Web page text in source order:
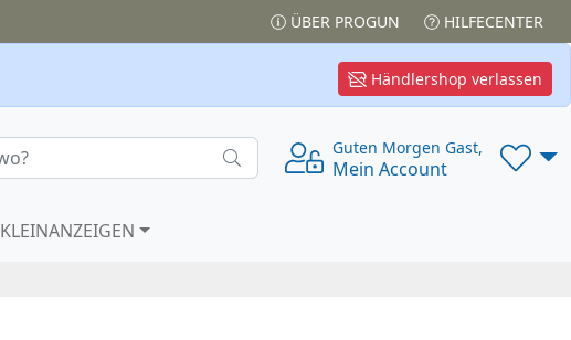
ÜBER PROGUN HILFECENTER
Händlershop verlassen
Guten Morgen Gast,
Mein Account
KLEINANZEIGEN